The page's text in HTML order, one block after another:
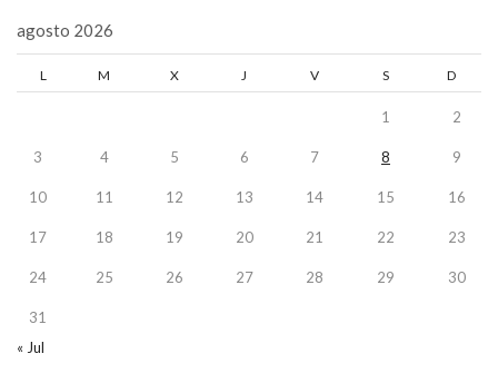
agosto 2026
L M X J V S D
1 2
3 4 5 6 7 8 9
10 11 12 13 14 15 16
17 18 19 20 21 22 23
24 25 26 27 28 29 30
31
« Jul